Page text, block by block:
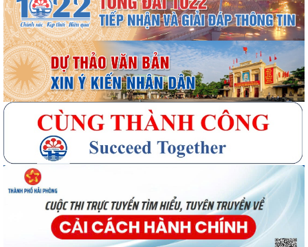
Quyết định số 3091/QĐ-UBND ngày 05/8/2026 của UBND thành phố
Về việc công bố thủ tục hành chính ban...